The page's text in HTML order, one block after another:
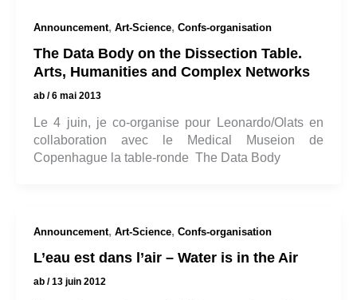
Announcement, Art-Science, Confs-organisation
The Data Body on the Dissection Table.
Arts, Humanities and Complex Networks
ab /6 mai 2013
Le 4 juin, je co-organise pour Leonardo/Olats en
collaboration avec le Medical Museion de
Copenhague la table-ronde The Data Body
Announcement, Art-Science, Confs-organisation
L’eau est dans l’air – Water is in the Air
ab /13 juin 2012